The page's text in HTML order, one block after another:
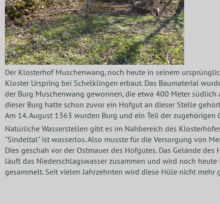
Der Klosterhof Muschenwang, noch heute in seinem
Kloster Urspring bei Schelklingen erbaut. Das Baumaterial
der Burg Muschenwang gewonnen, die etwa 400 Meter
dieser Burg hatte schon zuvor ein Hofgut an dieser Stelle
Am 14. August 1363 wurden Burg und ein Teil der zugehörigen
Natürliche Wasserstellen gibt es im Nahbereich des
"Sindeltal" ist wasserlos. Also musste für die Versorgung von
Dies geschah vor der Ostmauer des Hofgutes. Das Gelände
läuft das Niederschlagswasser zusammen und wird noch
gesammelt. Seit vielen Jahrzehnten wird diese Hüle nicht